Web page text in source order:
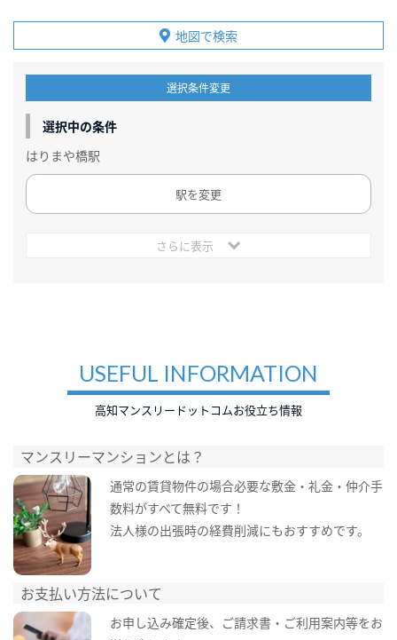
地図で検索
選択条件変更
選択中の条件
はりまや橋駅
駅を変更
さらに表示
USEFUL INFORMATION
高知マンスリードットコムお役立ち情報
マンスリーマンションとは？
通常の賃貸物件の場合必要な敷金・礼金・仲介手
数料がすべて無料です！
法人様の出張時の経費削減にもおすすめです。
お支払い方法について
お申し込み確定後、ご請求書・ご利用案内等をお